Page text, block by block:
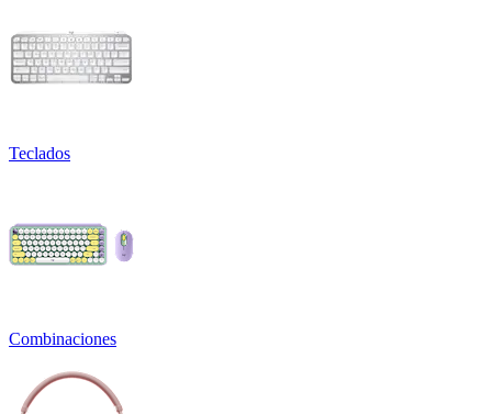
Teclados
Combinaciones